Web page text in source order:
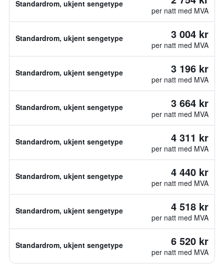
Standardrom, ukjent sengetype
per natt med MVA
Standardrom, ukjent sengetype 3 004 kr
per natt med MVA
Standardrom, ukjent sengetype 3 196 kr
per natt med MVA
Standardrom, ukjent sengetype 3 664 kr
per natt med MVA
Standardrom, ukjent sengetype 4 311 kr
per natt med MVA
Standardrom, ukjent sengetype 4 440 kr
per natt med MVA
Standardrom, ukjent sengetype 4 518 kr
per natt med MVA
Standardrom, ukjent sengetype 6 520 kr
per natt med MVA